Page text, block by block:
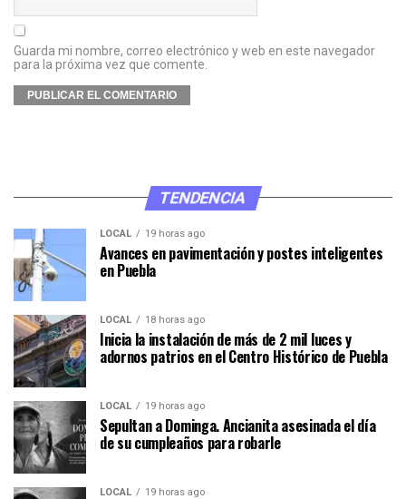
Guarda mi nombre, correo electrónico y web en este navegador
para la próxima vez que comente.
TENDENCIA
LOCAL 19 horas ago
Avances en pavimentación y postes inteligentes
en Puebla
LOCAL 18 horas ago
Inicia la instalación de más de 2 mil luces y
adornos patrios en el Centro Histórico de Puebla
LOCAL 19 horas ago
Sepultan a Dominga. Ancianita asesinada el día
de su cumpleaños para robarle
LOCAL 19 horas ago